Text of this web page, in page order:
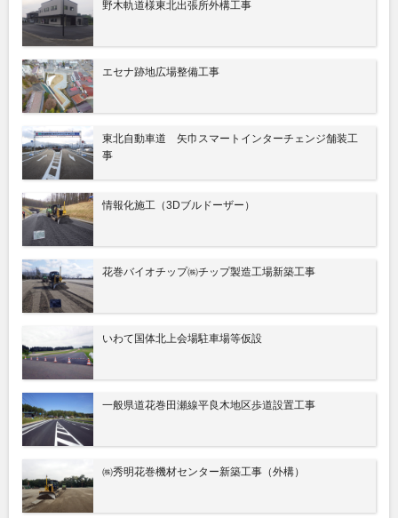
野木軌道様東北出張所外構工事
エセナ跡地広場整備工事
東北自動車道 矢巾スマートインターチェンジ舗装工
事
情報化施工（3Dブルドーザー）
花巻バイオチップ㈱チップ製造工場新築工事
いわて国体北上会場駐車場等仮設
一般県道花巻田瀬線平良木地区歩道設置工事
㈱秀明花巻機材センター新築工事（外構）